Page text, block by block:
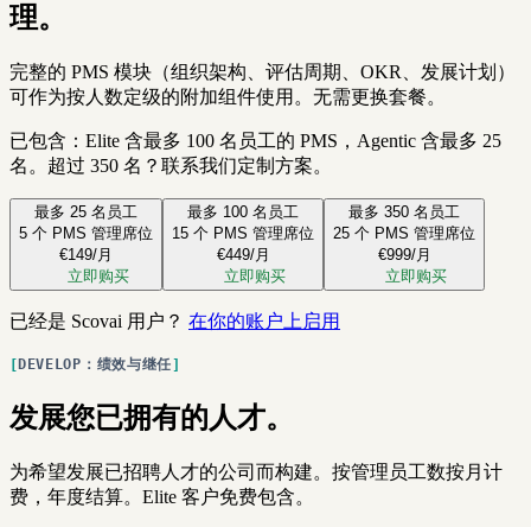
理。
完整的 PMS 模块（组织架构、评估周期、OKR、发展计划）
可作为按人数定级的附加组件使用。无需更换套餐。
已包含：Elite 含最多 100 名员工的 PMS，Agentic 含最多 25
名。超过 350 名？联系我们定制方案。
最多 25 名员工
5 个 PMS 管理席位
€149/月
立即购买
最多 100 名员工
15 个 PMS 管理席位
€449/月
立即购买
最多 350 名员工
25 个 PMS 管理席位
€999/月
立即购买
已经是 Scovai 用户？ 在你的账户上启用
DEVELOP：绩效与继任
发展您已拥有的人才。
为希望发展已招聘人才的公司而构建。按管理员工数按月计
费，年度结算。Elite 客户免费包含。